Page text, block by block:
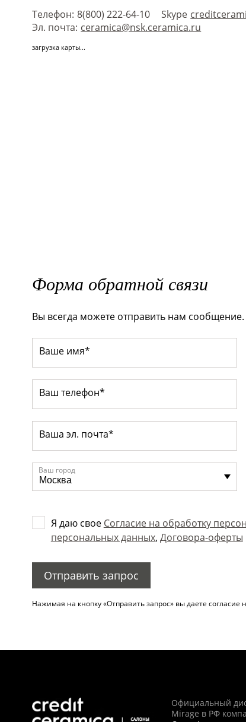
Телефон: 8(800) 222-64-10 Skype
Эл. почта: ceramica@nsk.ceramica.ru
загрузка карты...
Форма обратной связи
Вы всегда можете отправить нам
Ваше имя*
Ваш телефон*
Ваша эл. почта*
Ваш город
Я даю свое Согласие на обработку
персональных данных, Договора-оферты
Нажимая на кнопку «Отправить запрос» вы даете согласие
Официальный
Mirage в РФ